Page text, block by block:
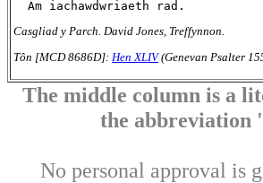
Casgliad y Parch. David Jones, Treffynnon.
Tôn [MCD 8686D]: Hen XLIV(Genevan Psalter
The middle column is a
the abbreviation
No personal approval is